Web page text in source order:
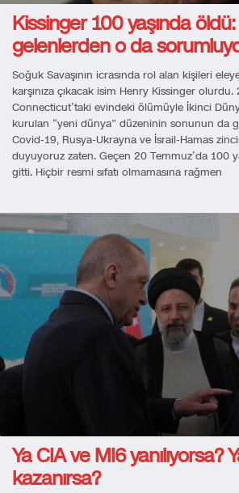
Kissinger 100 yaşında öldü:
gelenlerden o da
Soğuk Savaşının icrasında rol alan kişileri
karşınıza çıkacak isim Henry Kissinger olurdu.
Connecticut’taki evindeki ölümüyle İkinci
kurulan “yeni dünya” düzeninin sonunun da
Covid-19, Rusya-Ukrayna ve İsrail-Hamas
duyuyoruz zaten. Geçen 20 Temmuz’da 100
gitti. Hiçbir resmi sıfatı olmamasına rağmen
Ya CIA ve MI6 yanılıyorsa?
kazanırsa?